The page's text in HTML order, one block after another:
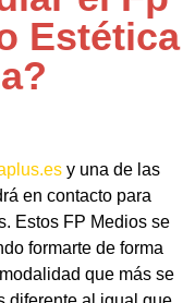
Estética
y una de las
en contacto para
Estos FP Medios se
formarte de forma
que más se